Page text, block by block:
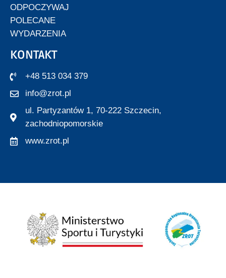
ODPOCZYWAJ
POLECANE
WYDARZENIA
KONTAKT
+48 513 034 379
info@zrot.pl
ul. Partyzantów 1, 70-222 Szczecin,
zachodniopomorskie
www.zrot.pl